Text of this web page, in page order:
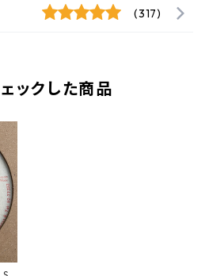
(317)
ックした商品